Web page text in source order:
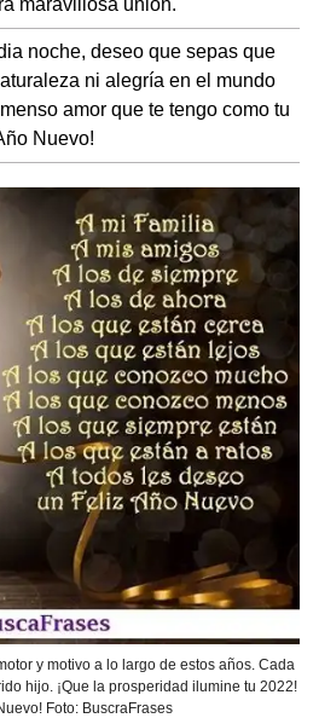
noche, deseo que sepas que
ni alegría en el mundo
amor que te tengo como tu
Nuevo!
y motivo a lo largo de estos años. Cada
hijo. ¡Que la prosperidad ilumine tu 2022!
Foto: BuscraFrases